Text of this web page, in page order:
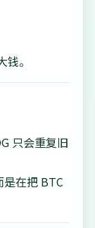
。
只会重复旧
是在把 BTC